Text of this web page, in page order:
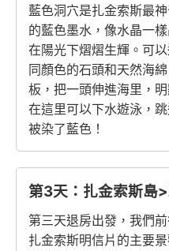
藍色洞穴是扎金索斯最
的藍色墨水，像水晶一
在陽光下熠熠生輝。可
同顏色的石頭和天然海
板，把一頭伸進海里，
在這里可以下水遊泳，
被染了藍色！
第3天：扎金索斯島
第三天退房出發，我們
扎金索斯明信片的主要